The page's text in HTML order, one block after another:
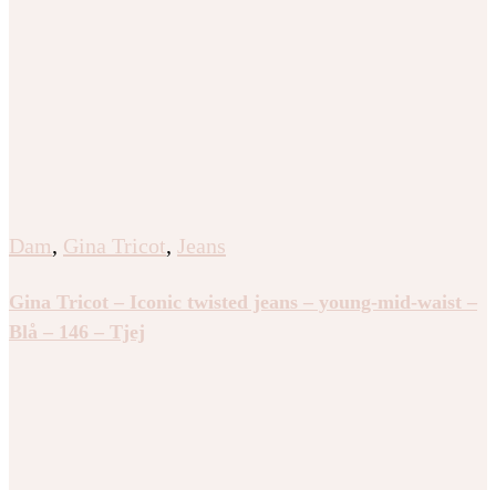
Dam, Gina Tricot, Jeans
Gina Tricot – Iconic twisted jeans – young-mid-waist –
Blå – 146 – Tjej